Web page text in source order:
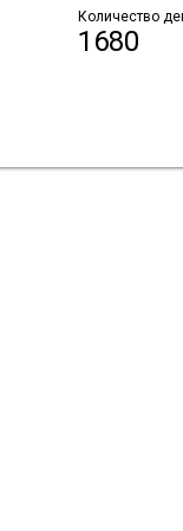
Количество
1680